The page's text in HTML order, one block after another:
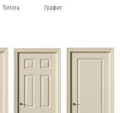
Tortora Графит